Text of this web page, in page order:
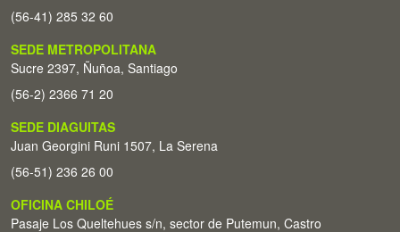
(56-41) 285 32 60
SEDE METROPOLITANA
Sucre 2397, Ñuñoa, Santiago
(56-2) 2366 71 20
SEDE DIAGUITAS
Juan Georgini Runi 1507, La Serena
(56-51) 236 26 00
OFICINA CHILOÉ
Pasaje Los Queltehues s/n, sector de Putemun, Castro